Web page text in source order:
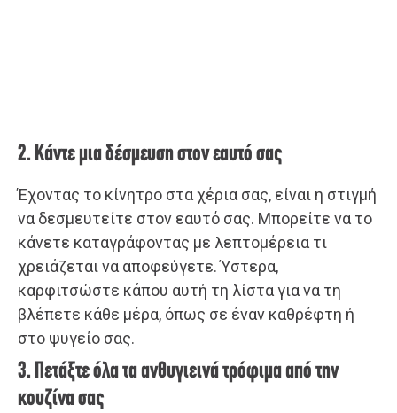
2. Κάντε μια δέσμευση στον εαυτό σας
Έχοντας το κίνητρο στα χέρια σας, είναι η στιγμή
να δεσμευτείτε στον εαυτό σας. Μπορείτε να το
κάνετε καταγράφοντας με λεπτομέρεια τι
χρειάζεται να αποφεύγετε. Ύστερα,
καρφιτσώστε κάπου αυτή τη λίστα για να τη
βλέπετε κάθε μέρα, όπως σε έναν καθρέφτη ή
στο ψυγείο σας.
3. Πετάξτε όλα τα ανθυγιεινά τρόφιμα από την
κουζίνα σας